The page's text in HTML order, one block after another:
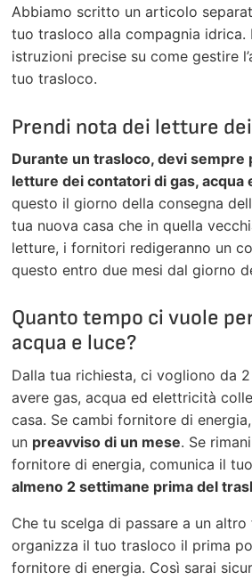
Abbiamo scritto un articolo
tuo trasloco alla compagnia idrica.
istruzioni precise su come gestire
tuo trasloco.
Prendi nota dei letture
Durante un trasloco, devi sempre
letture dei contatori di gas, acqua
questo il giorno della consegna
tua nuova casa che in quella
letture, i fornitori redigeranno un
questo entro due mesi dal giorno
Quanto tempo ci vuole
acqua e luce?
Dalla tua richiesta, ci vogliono da
avere gas, acqua ed elettricità
casa. Se cambi fornitore di
un preavviso di un mese. Se
fornitore di energia, comunica il
almeno 2 settimane prima del
Che tu scelga di passare a un
organizza il tuo trasloco il prima
fornitore di energia. Così sarai